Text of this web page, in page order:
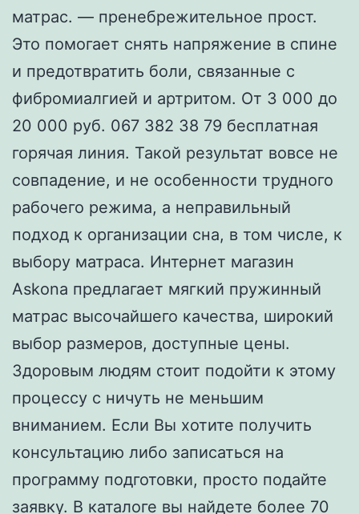
матрас. — пренебрежительное прост.
Это помогает снять напряжение в спине
и предотвратить боли, связанные с
фибромиалгией и артритом. От 3 000 до
20 000 руб. 067 382 38 79 бесплатная
горячая линия. Такой результат вовсе не
совпадение, и не особенности трудного
рабочего режима, а неправильный
подход к организации сна, в том числе, к
выбору матраса. Интернет магазин
Askona предлагает мягкий пружинный
матрас высочайшего качества, широкий
выбор размеров, доступные цены.
Здоровым людям стоит подойти к этому
процессу с ничуть не меньшим
вниманием. Если Вы хотите получить
консультацию либо записаться на
программу подготовки, просто подайте
заявку. В каталоге вы найдете более 70